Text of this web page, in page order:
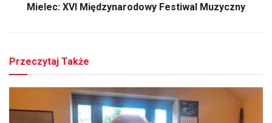
Mielec: XVI Międzynarodowy Festiwal Muzyczny
Przeczytaj Także